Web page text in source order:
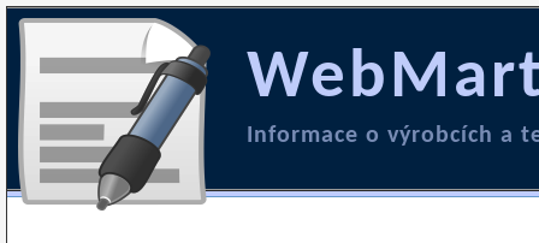
Informace o výrobcích a